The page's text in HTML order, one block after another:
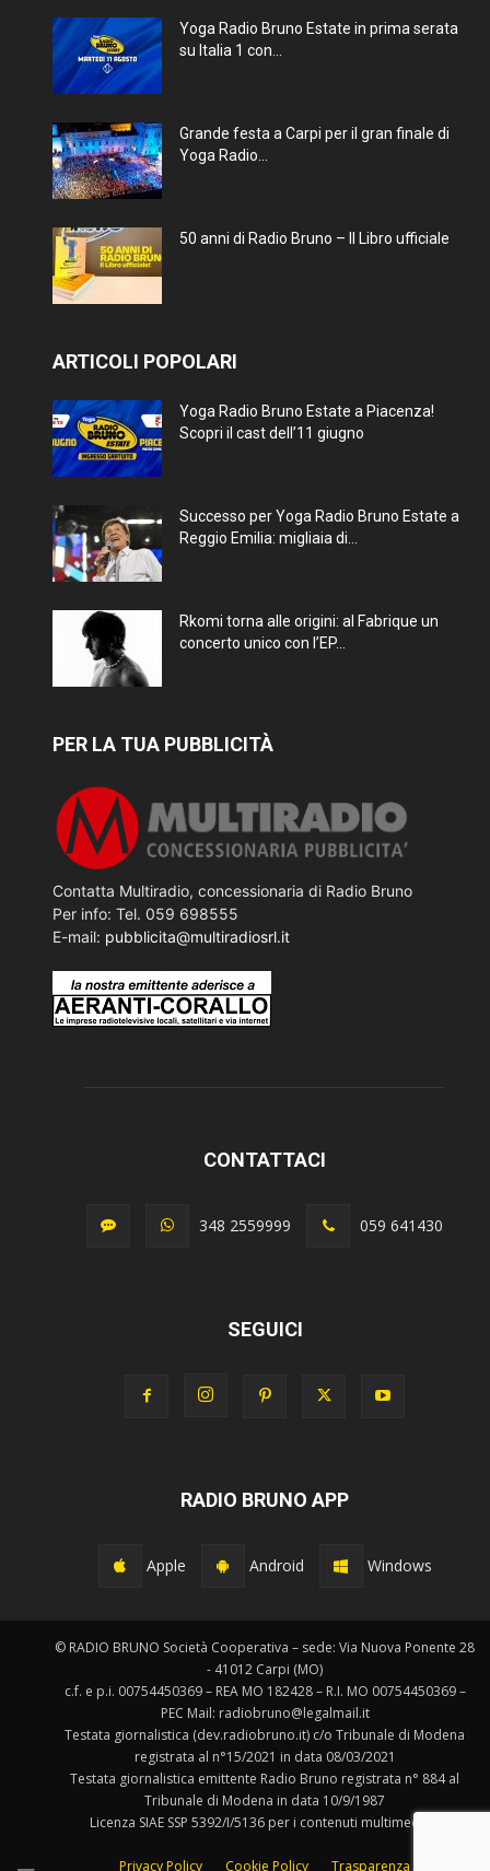
Yoga Radio Bruno Estate in prima serata
su Italia 1 con...
Grande festa a Carpi per il gran finale di
Yoga Radio...
50 anni di Radio Bruno – Il Libro ufficiale
ARTICOLI POPOLARI
Yoga Radio Bruno Estate a Piacenza!
Scopri il cast dell’11 giugno
Successo per Yoga Radio Bruno Estate a
Reggio Emilia: migliaia di...
Rkomi torna alle origini: al Fabrique un
concerto unico con l’EP...
PER LA TUA PUBBLICITÀ
Contatta Multiradio, concessionaria di Radio Bruno
Per info: Tel. 059 698555
E-mail: pubblicita@multiradiosrl.it
CONTATTACI
348 2559999 059 641430
SEGUICI
RADIO BRUNO APP
Apple Android Windows
© RADIO BRUNO Società Cooperativa – sede: Via Nuova Ponente 28
- 41012 Carpi (MO)
c.f. e p.i. 00754450369 – REA MO 182428 – R.I. MO 00754450369 –
PEC Mail: radiobruno@legalmail.it
Testata giornalistica (dev.radiobruno.it) c/o Tribunale di Modena
registrata al n°15/2021 in data 08/03/2021
Testata giornalistica emittente Radio Bruno registrata n° 884 al
Tribunale di Modena in data 10/9/1987
Licenza SIAE SSP 5392/I/5136 per i contenuti multimediali.
Privacy Policy Cookie Policy Trasparenza